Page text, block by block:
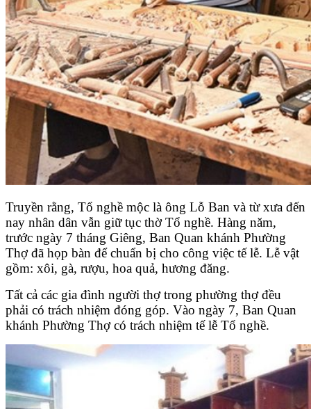
Truyền rằng, Tổ nghề mộc là ông Lỗ Ban và từ xưa đến
nay nhân dân vẫn giữ tục thờ Tổ nghề. Hàng năm,
trước ngày 7 tháng Giêng, Ban Quan khánh Phường
Thợ đã họp bàn để chuẩn bị cho công việc tế lễ. Lễ vật
gồm: xôi, gà, rượu, hoa quả, hương đăng.
Tất cả các gia đình người thợ trong phường thợ đều
phải có trách nhiệm đóng góp. Vào ngày 7, Ban Quan
khánh Phường Thợ có trách nhiệm tế lễ Tổ nghề.